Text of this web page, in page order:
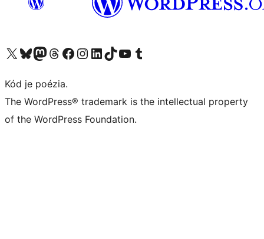
Navštívte náš účet na X (predtým Twitter)
Navštívte náš účet na platforme Bluesky
Navštívte náš účet na Mastodone
Navštívte náš účet na platforme Threads
Navštívte našu stránku na Facebooku
Navštívte náš účet Instagram
Navštívte náš účet LinkedIn
Navštívte náš účet na platforme TikTok
Navštívte náš kanál YouTube
Navštívte náš účet na platforme Tumblr
Kód je poézia.
The WordPress® trademark is the intellectual property
of the WordPress Foundation.